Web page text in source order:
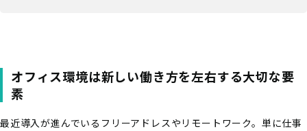
オフィス環境は新しい働き方を左右する大切な要
素
最近導入が進んでいるフリーアドレスやリモートワーク。単に仕事